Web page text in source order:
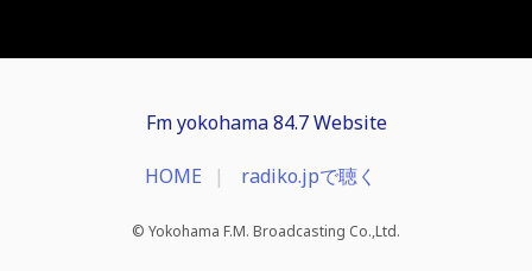
Fm yokohama 84.7 Website
HOME radiko.jpで聴く
© Yokohama F.M. Broadcasting Co.,Ltd.